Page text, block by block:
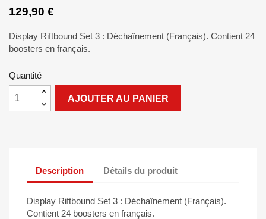
129,90 €
Display Riftbound Set 3 : Déchaînement (Français). Contient 24
boosters en français.
Quantité
AJOUTER AU PANIER
Description Détails du produit
Display Riftbound Set 3 : Déchaînement (Français).
Contient 24 boosters en français.